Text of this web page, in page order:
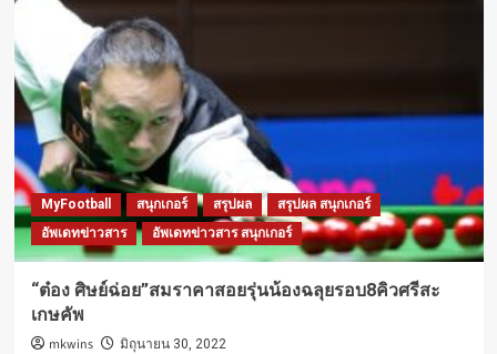
MyFootball สนุกเกอร์ สรุปผล
สรุปผล สนุกเกอร์
อัพเดทข่าวสาร
อัพเดทข่าวสาร สนุกเกอร์
“ต๋อง ศิษย์ฉ่อย”สมราคาสอยรุ่นน้องฉลุยรอบ8คิวศรีสะ
เกษคัพ
mkwins มิถุนายน 30, 2022